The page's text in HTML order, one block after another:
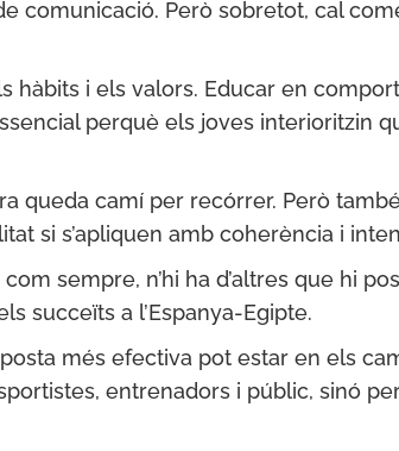
comunicació. Però sobretot, cal
hàbits i els valors. Educar en
perquè els joves interioritzin
queda camí per recórrer. Però
si s’apliquen amb coherència i
sempre, n’hi ha d’altres que hi
succeïts a l’Espanya-Egipte.
més efectiva pot estar en els
entrenadors i públic, sinó